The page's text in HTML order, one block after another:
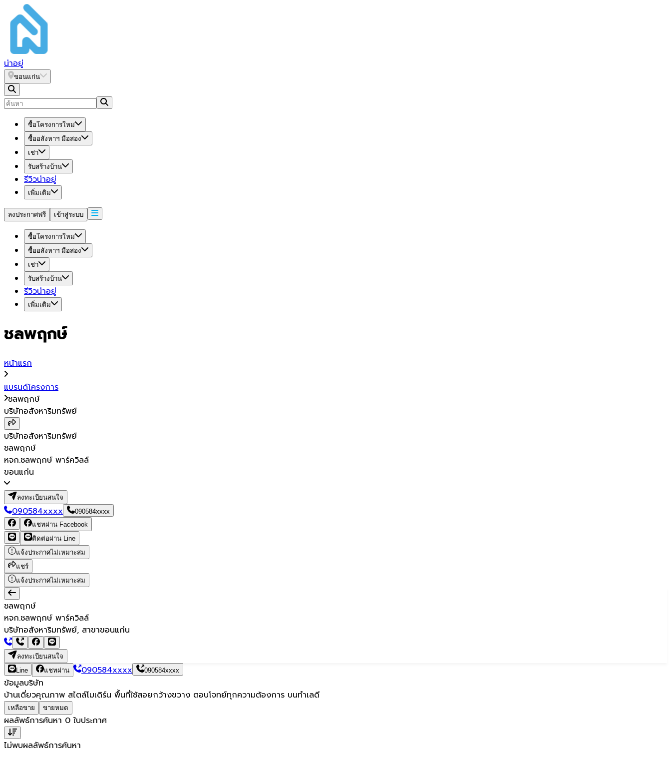
น่าอยู่
ขอนแก่น
ซื้อโครงการใหม่
ซื้ออสังหาฯ มือสอง
เช่า
รับสร้างบ้าน
รีวิวน่าอยู่
เพิ่มเติม
ลงประกาศฟรี เข้าสู่ระบบ
ซื้อโครงการใหม่
ซื้ออสังหาฯ มือสอง
เช่า
รับสร้างบ้าน
รีวิวน่าอยู่
เพิ่มเติม
ชลพฤกษ์
หน้าแรก
แบรนด์โครงการ
ชลพฤกษ์
บริษัทอสังหาริมทรัพย์
บริษัทอสังหาริมทรัพย์
ชลพฤกษ์
หจก.ชลพฤกษ์ พาร์ควิลล์
ขอนแก่น
ลงทะเบียนสนใจ
090584xxxx
090584xxxx
แชทผ่าน Facebook
ติดต่อผ่าน Line
แจ้งประกาศไม่เหมาะสม
แชร์
แจ้งประกาศไม่เหมาะสม
ชลพฤกษ์
หจก.ชลพฤกษ์ พาร์ควิลล์
บริษัทอสังหาริมทรัพย์, สาขาขอนแก่น
ลงทะเบียนสนใจ
Line
แชทผ่าน 090584xxxx 090584xxxx
ข้อมูลบริษัท
บ้านเดี่ยวคุณภาพ สไตล์โมเดิร์น พื้นที่ใช้สอยกว้างขวาง ตอบโจทย์ทุกความต้องการ บนทำเลดี
เหลือขาย ขายหมด
ผลลัพธ์การค้นหา 0 ใบประกาศ
ไม่พบผลลัพธ์การค้นหา